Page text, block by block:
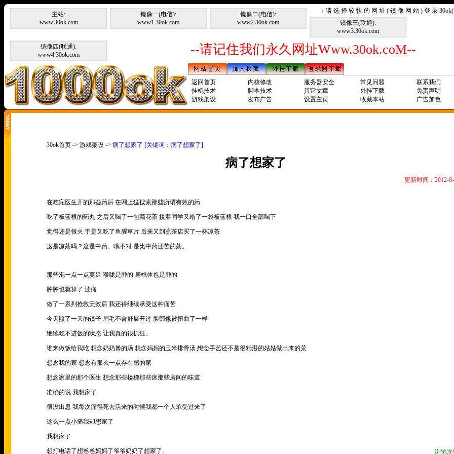
↓ 请 选 择 较 快 的 网 址 ( 镜 像 网 站 ) 登 录
主站:
www.30ok.com
镜像一(电信):
www1.30ok.com
镜像二(电信):
www2.30ok.com
镜像三(联通):
www3.30ok.com
镜像四(联通):
www4.30ok.com
--请记住我们永久网址Www.30ok.coM--
返回首页 内核修改 服务器安全 常见问题
联系我们
挂机技术
脚本技术 其它文章 外挂下载
免责声明
游戏架设
发布广告 设置主页 收藏本站 广告加色
30ok首页 -> 游戏架设 -> 病了想家了 [关键词：病了想家了]
病了想家了
更新时间：2012-
在吃完医生开的那些药后 在网上猛搜索那些所谓有效的药
吃了板蓝根的药丸 之后又喝了一包菊花茶 接着同学又给了一袋板蓝根 我一口全部喝下
觉得还是很火 于是又吃了鱼腥草片 后来又到凉茶店买了一杯凉茶
这是凉茶吗？这是中药。哦不对 是比中药还苦的茶。
那些泡一点一点蔓延 喉咙是肿的 扁桃体也是肿的
肿肿也就算了 还痛
做了一系列抢救无效后 我还得继续承受这种痛苦
今天照了一天的镜子 眉毛不曾舒展开过 脸部像被扭曲了一样
继续吃不进饭的状态 让我真的很抓狂。
谁来做饭给我吃 想念奶奶煲的汤 想念妈妈的玉米排骨汤 想念手艺还不是很精湛的姑姑做出来的菜
想念我的家 想念有那么一点存在感的家
想念家里的那个医生 想念那些楼梯那些床那些房间的味道
准确的说 我想家了
很没出息 我每次痛得死去活来的时候我都一个人承受过来了
这么一点小痛我却想家了
我想家了
想打电话了想爸爸妈妈了爷爷奶奶了想家了。 浏览